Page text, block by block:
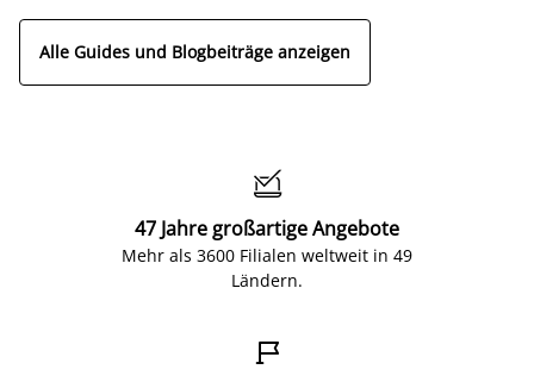
Alle Guides und Blogbeiträge anzeigen

47 Jahre großartige Angebote
Mehr als 3600 Filialen weltweit in 49
Ländern.
